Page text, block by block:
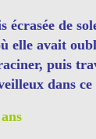
écrasée de
elle avait
puis
dans